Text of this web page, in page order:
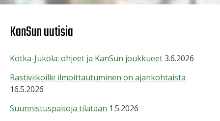
KanSun uutisia
Kotka-Jukola: ohjeet ja KanSun joukkueet3.6.2026
Rastiviikoille ilmoittautuminen on ajankohtaista
16.5.2026
Suunnistuspaitoja tilataan 1.5.2026